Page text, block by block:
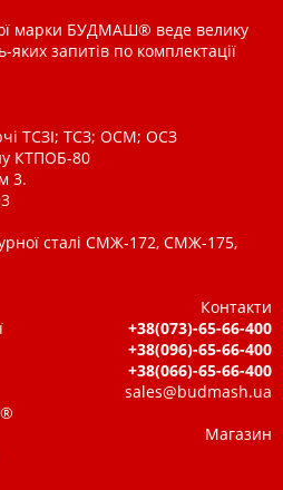
марки БУДМАШ® веде велику
яких запитів по комплектації
ТСЗІ; ТСЗ; ОСМ; ОСЗ
КТПОБ-80
3.
сталі СМЖ-172, СМЖ-175,
Контакти
+38(073)-65-66-400
+38(096)-65-66-400
+38(066)-65-66-400
sales@budmash.ua
Магазин